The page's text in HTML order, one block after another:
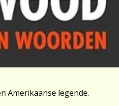
Amerikaanse legende.